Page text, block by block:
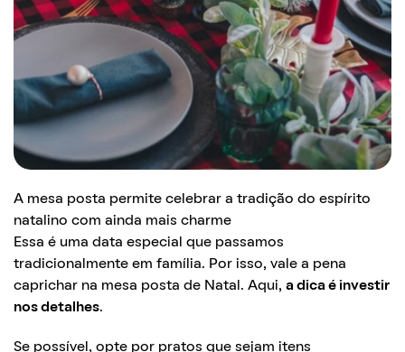
A mesa posta permite celebrar a tradição do espírito
natalino com ainda mais charme
Essa é uma data especial que passamos
tradicionalmente em família. Por isso, vale a pena
caprichar na mesa posta de Natal. Aqui, a dica é investir
nos detalhes.
Se possível, opte por pratos que sejam itens